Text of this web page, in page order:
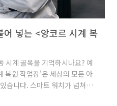
어 넣는 <앙코르 시계 복
시계 골목을 기억하시나요? 예
복원 작업장'은 세상의 모든 아
습니다. 스마트 워치가 넘쳐나
새기며 소중한 가치를 전하는